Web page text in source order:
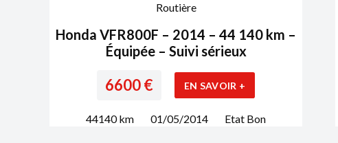
Routière
Honda VFR800F – 2014 – 44 140 km –
Équipée – Suivi sérieux
6600€ EN SAVOIR +
44140km 01/05/2014 Etat Bon